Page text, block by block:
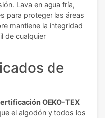
Lava en agua fría,
para proteger las áreas
mantiene la integridad
de cualquier
de
OEKO-TEX
el algodón y todos los